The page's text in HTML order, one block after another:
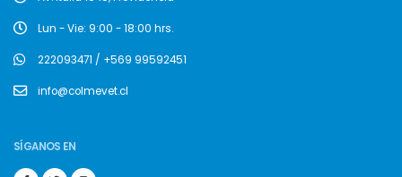
Lun - Vie: 9:00 - 18:00 hrs.
222093471 / +569 99592451
info@colmevet.cl
SÍGANOS EN